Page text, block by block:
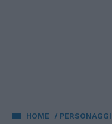
HOME PERSONAGGI